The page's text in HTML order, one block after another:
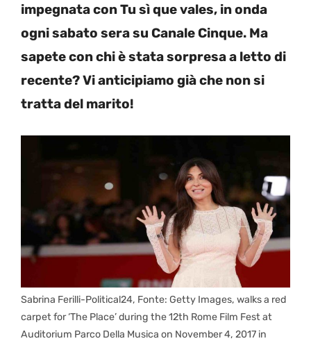
impegnata con Tu sì que vales, in onda
ogni sabato sera su Canale Cinque. Ma
sapete con chi è stata sorpresa a letto di
recente? Vi anticipiamo già che non si
tratta del marito!
Sabrina Ferilli-Political24, Fonte: Getty Images, walks a red
carpet for ‘The Place’ during the 12th Rome Film Fest at
Auditorium Parco Della Musica on November 4, 2017 in